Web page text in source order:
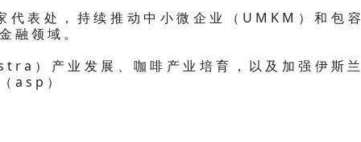
代表处，持续推动中小微企业（UMKM）和包容
融领域。
）产业发展、咖啡产业培育，以及加强伊斯兰
asp）